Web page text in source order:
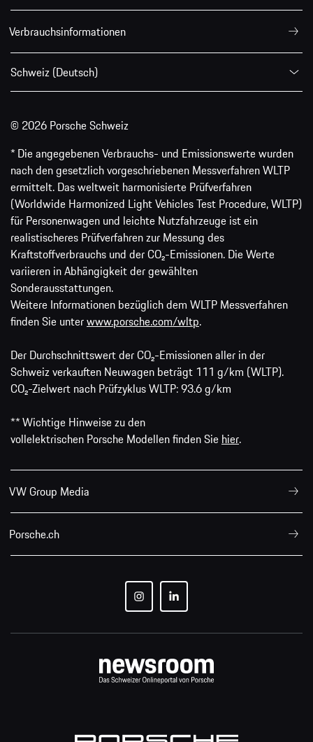
Verbrauchsinformationen
Schweiz (Deutsch)
© 2026 Porsche Schweiz
* Die angegebenen Verbrauchs- und Emissionswerte wurden
nach den gesetzlich vorgeschriebenen Messverfahren WLTP
ermittelt. Das weltweit harmonisierte Prüfverfahren
(Worldwide Harmonized Light Vehicles Test Procedure, WLTP)
für Personenwagen und leichte Nutzfahrzeuge ist ein
realistischeres Prüfverfahren zur Messung des
Kraftstoffverbrauchs und der CO₂-Emissionen. Die Werte
variieren in Abhängigkeit der gewählten
Sonderausstattungen.
Weitere Informationen bezüglich dem WLTP Messverfahren
finden Sie unterwww.porsche.com/wltp.
Der Durchschnittswert der CO₂-Emissionen aller in der
Schweiz verkauften Neuwagen beträgt 111 g/km (WLTP).
CO₂-Zielwert nach Prüfzyklus WLTP: 93.6 g/km
** Wichtige Hinweise zu den
vollelektrischen Porsche Modellen finden Sie hier.
VW Group Media
Porsche.ch